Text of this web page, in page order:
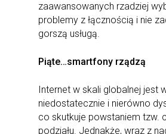
zaawansowanych rzadziej
problemy z łącznością i nie
gorszą usługą.
Piąte…smartfony rządzą
Internet w skali globalnej jest
niedostatecznie i nierówno
co skutkuje powstaniem tzw.
podziału. Jednakże, wraz z